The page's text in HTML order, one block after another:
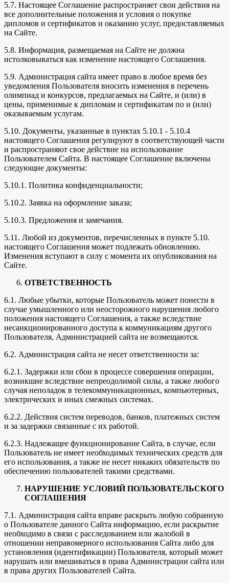
5.7. Настоящее Соглашение распространяет свои действия на
все дополнительные положения и условия о покупке
дипломов и сертификатов и оказанию услуг, предоставляемых
на Сайте.
5.8. Информация, размещаемая на Сайте не должна
истолковываться как изменение настоящего Соглашения.
5.9. Администрация сайта имеет право в любое время без
уведомления Пользователя вносить изменения в перечень
олимпиад и конкурсов, предлагаемых на Сайте, и (или) в
цены, применимые к дипломам и сертификатам по и (или)
оказываемым услугам.
5.10. Документы, указанные в пунктах 5.10.1 - 5.10.4
настоящего Соглашения регулируют в соответствующей части
и распространяют свое действие на использование
Пользователем Сайта. В настоящее Соглашение включены
следующие документы:
5.10.1. Политика конфиденциальности;
5.10.2. Заявка на оформление заказа;
5.10.3. Предложения и замечания.
5.11. Любой из документов, перечисленных в пункте 5.10.
настоящего Соглашения может подлежать обновлению.
Изменения вступают в силу с момента их опубликования на
Сайте.
ОТВЕТСТВЕННОСТЬ
6.1. Любые убытки, которые Пользователь может понести в
случае умышленного или неосторожного нарушения любого
положения настоящего Соглашения, а также вследствие
несанкционированного доступа к коммуникациям другого
Пользователя, Администрацией сайта не возмещаются.
6.2. Администрация сайта не несет ответственности за:
6.2.1. Задержки или сбои в процессе совершения операции,
возникшие вследствие непреодолимой силы, а также любого
случая неполадок в телекоммуникационных, компьютерных,
электрических и иных смежных системах.
6.2.2. Действия систем переводов, банков, платежных систем
и за задержки связанные с их работой.
6.2.3. Надлежащее функционирование Сайта, в случае, если
Пользователь не имеет необходимых технических средств для
его использования, а также не несет никаких обязательств по
обеспечению пользователей такими средствами.
НАРУШЕНИЕ УСЛОВИЙ ПОЛЬЗОВАТЕЛЬСКОГО
СОГЛАШЕНИЯ
7.1. Администрация сайта вправе раскрыть любую собранную
о Пользователе данного Сайта информацию, если раскрытие
необходимо в связи с расследованием или жалобой в
отношении неправомерного использования Сайта либо для
установления (идентификации) Пользователя, который может
нарушать или вмешиваться в права Администрации сайта или
в права других Пользователей Сайта.